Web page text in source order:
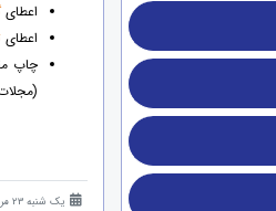
اعطای
اعطای
چاپ
یک شنبه 23 مرداد 1401 (3 سال قبل )